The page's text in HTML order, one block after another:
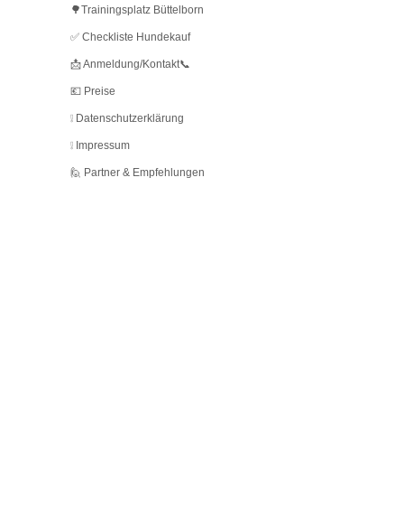
🌳Trainingsplatz Büttelborn
✅ Checkliste Hundekauf
📩 Anmeldung/Kontakt📞
💶 Preise
❕ Datenschutzerklärung
❕ Impressum
🙋 Partner & Empfehlungen